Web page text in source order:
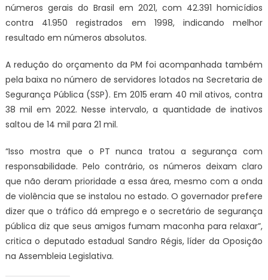
números gerais do Brasil em 2021, com 42.391 homicídios
contra 41.950 registrados em 1998, indicando melhor
resultado em números absolutos.
A redução do orçamento da PM foi acompanhada também
pela baixa no número de servidores lotados na Secretaria de
Segurança Pública (SSP). Em 2015 eram 40 mil ativos, contra
38 mil em 2022. Nesse intervalo, a quantidade de inativos
saltou de 14 mil para 21 mil.
“Isso mostra que o PT nunca tratou a segurança com
responsabilidade. Pelo contrário, os números deixam claro
que não deram prioridade a essa área, mesmo com a onda
de violência que se instalou no estado. O governador prefere
dizer que o tráfico dá emprego e o secretário de segurança
pública diz que seus amigos fumam maconha para relaxar”,
critica o deputado estadual Sandro Régis, líder da Oposição
na Assembleia Legislativa.